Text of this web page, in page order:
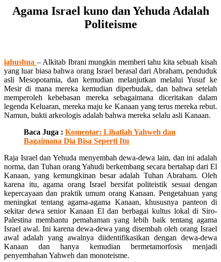
Agama Israel kuno dan Yehuda Adalah
Politeisme
iahushua – Alkitab Ibrani mungkin memberi tahu kita sebuah kisah
yang luar biasa bahwa orang Israel berasal dari Abraham, penduduk
asli Mesopotamia, dan kemudian melanjutkan melalui Yusuf ke
Mesir di mana mereka kemudian diperbudak, dan bahwa setelah
memperoleh kebebasan mereka sebagaimana diceritakan dalam
legenda Keluaran, mereka maju ke Kanaan yang terus mereka rebut.
Namun, bukti arkeologis adalah bahwa mereka selalu asli Kanaan.
Baca Juga : Komentar: Lihatlah Yahweh dan
Bagaimana Dia Bisa Seperti Itu
Raja Israel dan Yehuda menyembah dewa-dewa lain, dan ini adalah
norma, dan Tuhan orang Yahudi berkembang secara bertahap dari El
Kanaan, yang kemungkinan besar adalah Tuhan Abraham. Oleh
karena itu, agama orang Israel bersifat politeistik sesuai dengan
kepercayaan dan praktik umum orang Kanaan. Pengetahuan yang
meningkat tentang agama-agama Kanaan, khususnya panteon di
sekitar dewa senior Kanaan El dan berbagai kultus lokal di Siro-
Palestina membantu pemahaman yang lebih baik tentang agama
Israel awal. Ini karena dewa-dewa yang disembah oleh orang Israel
awal adalah yang awalnya diidentifikasikan dengan dewa-dewa
Kanaan dan hanya kemudian bermetamorfosis menjadi
penyembahan Yahweh dan monoteisme.